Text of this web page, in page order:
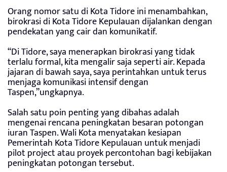
Orang nomor satu di Kota Tidore ini menambahkan,
birokrasi di Kota Tidore Kepulauan dijalankan dengan
pendekatan yang cair dan komunikatif.
“Di Tidore, saya menerapkan birokrasi yang tidak
terlalu formal, kita mengalir saja seperti air. Kepada
jajaran di bawah saya, saya perintahkan untuk terus
menjaga komunikasi intensif dengan
Taspen,”ungkapnya.
Salah satu poin penting yang dibahas adalah
mengenai rencana peningkatan besaran potongan
iuran Taspen. Wali Kota menyatakan kesiapan
Pemerintah Kota Tidore Kepulauan untuk menjadi
pilot project atau proyek percontohan bagi kebijakan
peningkatan potongan tersebut.